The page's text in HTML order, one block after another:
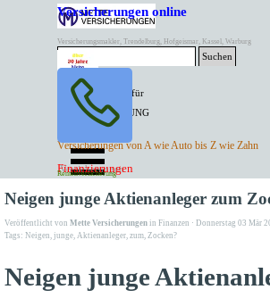
Direkt zum Seiteninhalt
Versicherungen online
Versicherungsmakler, Trendelburg, Hofgeismar, Kassel, Warburg
BESTER PREIS für
SPITZEN LEISTUNG
ANGEBOTE
Versicherungen von A wie Auto bis Z wie Zahn
Kontakt Tel. 05671/7799991
Mette Versicherungen
Suchen
Versicherungen
Finanzierungen
Rentenversicherung
Menü überspringen
Neigen junge Aktienanleger zum
Veröffentlicht von Mette Versicherungen in Finanzen · Donnerstag 03 Mär
Tags: Neigen, junge, Aktienanleger, zum, Zocken?
Neigen junge